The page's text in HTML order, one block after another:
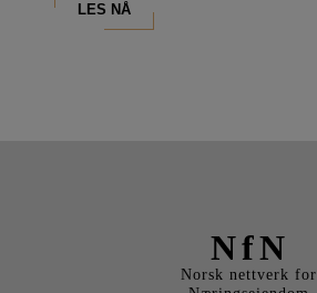
LES NÅ
NfN
Norsk nettverk for